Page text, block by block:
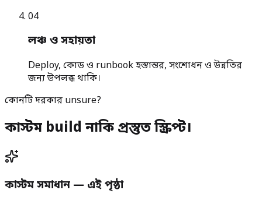
04
লঞ্চ ও সহায়তা
Deploy, কোড ও runbook হস্তান্তর, সংশোধন ও উন্নতির
জন্য উপলব্ধ থাকি।
কোনটি দরকার unsure?
কাস্টম build নাকি প্রস্তুত স্ক্রিপ্ট।
কাস্টম সমাধান — এই পৃষ্ঠা